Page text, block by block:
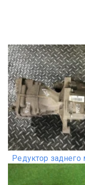
Редуктор заднего